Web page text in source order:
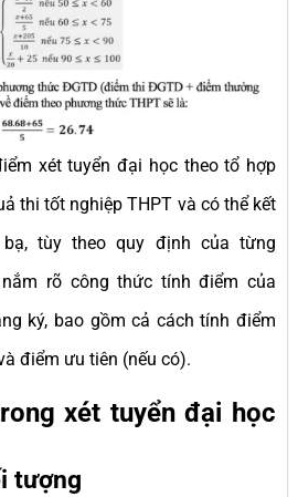
xét tuyển đại học theo tổ hợp
thi tốt nghiệp THPT và có thể kết
tùy theo quy định của từng
rõ công thức tính điểm của
ký, bao gồm cả cách tính điểm
điểm ưu tiên (nếu có).
xét tuyển đại học
tượng